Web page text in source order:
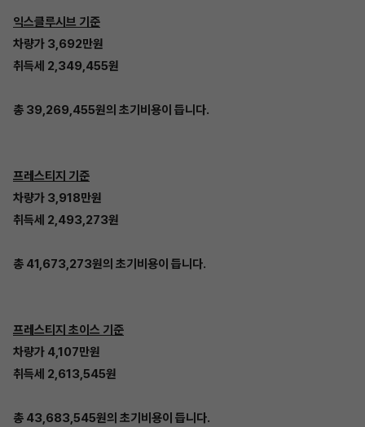
익스클루시브 기준
차량가 3,692만원
취득세 2,349,455원
총 39,269,455원의 초기비용이 듭니다.
프레스티지 기준
차량가 3,918만원
취득세 2,493,273원
총 41,673,273원의 초기비용이 듭니다.
프레스티지 초이스 기준
차량가 4,107만원
취득세 2,613,545원
총 43,683,545원의 초기비용이 듭니다.